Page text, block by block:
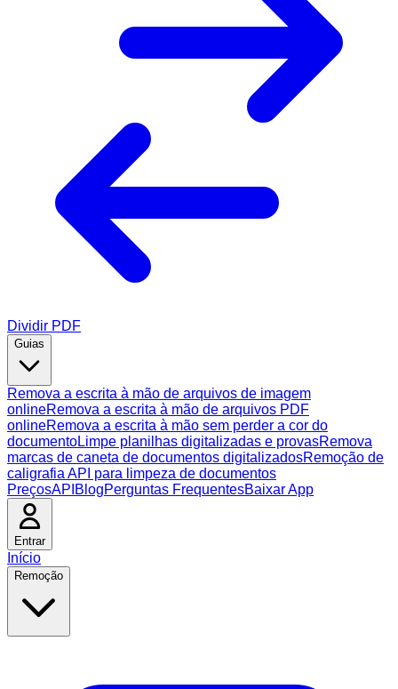
Dividir PDF
Guias
Remova a escrita à mão de arquivos de imagem
onlineRemova a escrita à mão de arquivos PDF
onlineRemova a escrita à mão sem perder a cor do
documentoLimpe planilhas digitalizadas e provasRemova
marcas de caneta de documentos digitalizadosRemoção de
caligrafia API para limpeza de documentos
PreçosAPI BlogPerguntas FrequentesBaixar App
Entrar
Início
Remoção